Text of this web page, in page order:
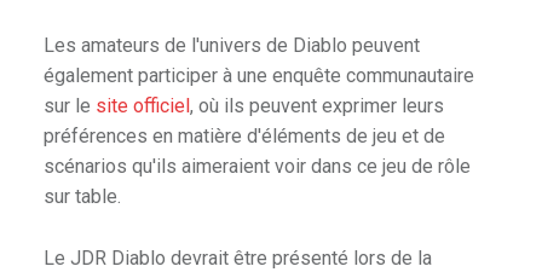
Les amateurs de l'univers de Diablo peuvent
également participer à une enquête communautaire
sur le site officiel , où ils peuvent exprimer leurs
préférences en matière d'éléments de jeu et de
scénarios qu'ils aimeraient voir dans ce jeu de rôle
sur table.
Le JDR Diablo devrait être présenté lors de la